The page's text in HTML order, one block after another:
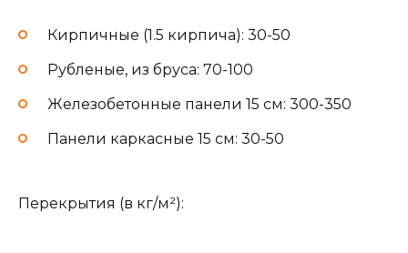
Кирпичные (1.5 кирпича): 30-50
Рубленые, из бруса: 70-100
Железобетонные панели 15 см: 300-350
Панели каркасные 15 см: 30-50
Перекрытия (в кг/м²):